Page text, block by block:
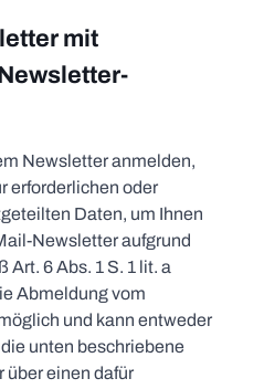
mit
Newsletter anmelden,
erforderlichen oder
Daten, um Ihnen
Newsletter aufgrund
6 Abs. 1 S. 1 lit. a
Abmeldung vom
und kann entweder
unten beschriebene
über einen dafür